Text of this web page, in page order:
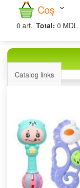
Coș
0 art. Total: 0 MDL
Catalog links